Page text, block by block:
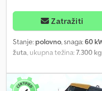
Zatražiti
Stanje: polovno, snaga:60
žuta, ukupna težina:7.300 kg
,
1802516, Oprema:UVV
svetla, kabina, kontrola